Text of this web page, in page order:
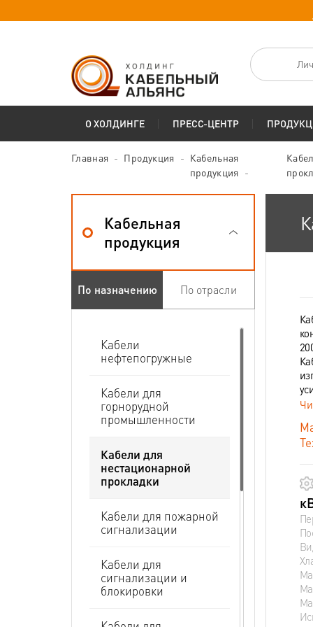
О ХОЛДИНГЕ ПРЕСС-ЦЕНТР
Главная Продукция
Кабельная
продукция
Кабельная
продукция
По назначению По отрасли
Кабели
нефтепогружные
Кабели для
горнорудной
промышленности
Кабели для
нестационарной
прокладки
Кабели для пожарной
сигнализации
Кабели для
сигнализации и
блокировки